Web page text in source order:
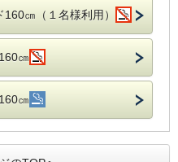
㎝（１名様利用）
㎝
㎝